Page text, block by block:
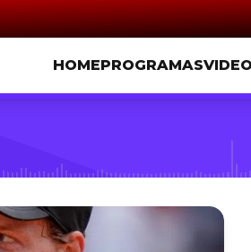
HOMEPROGRAMAS